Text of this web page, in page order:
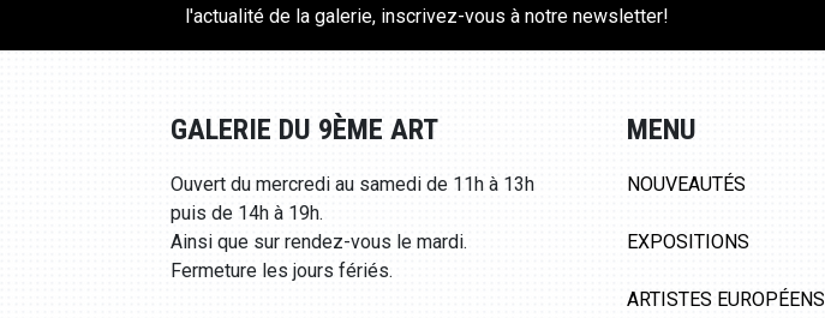
l'actualité de la galerie, inscrivez-vous à notre newsletter!
GALERIE DU 9ÈME ART
Ouvert du mercredi au samedi de 11h à 13h
puis de 14h à 19h.
Ainsi que sur rendez-vous le mardi.
Fermeture les jours fériés.
MENU
NOUVEAUTÉS
EXPOSITIONS
ARTISTES EUROPÉENS